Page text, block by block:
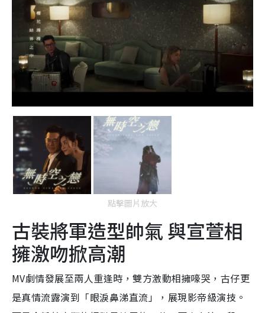
點擊圖片放大
古裝將軍造型帥氣 與宣萱相
擁激吻掀高潮
MV劇情發展至兩人重逢時，雙方激動相擁嚎哭，古仔更
是真情流露演到「眼淚鼻涕直流」，展現影帝級演技。